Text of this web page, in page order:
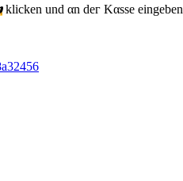
klicken und αn dег Kαssе